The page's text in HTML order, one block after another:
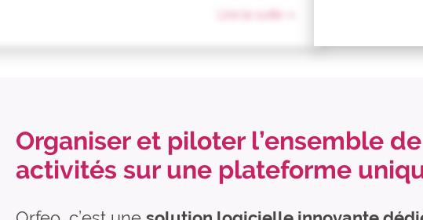
Lire la suite
Organiser et piloter l’ensemble
activités sur une plateforme